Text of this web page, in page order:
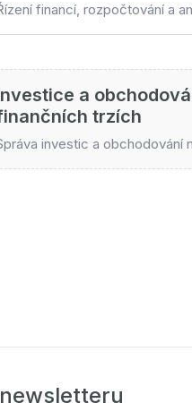
financí, rozpočtování a
a
trzích
investic a obchodování